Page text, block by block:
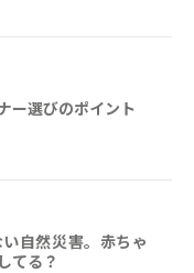
ー選びのポイント
自然災害。赤ちゃ
てる？